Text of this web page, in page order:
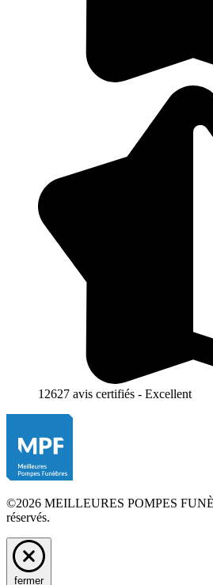
12627 avis certifiés - Excellent
©2026 MEILLEURES POMPES
réservés.
fermer